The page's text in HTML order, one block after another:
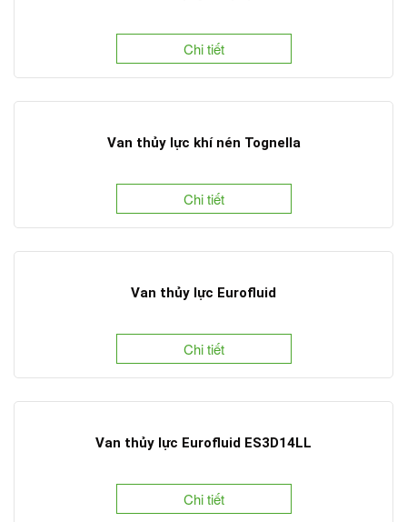
Chi tiết
Van thủy lực khí nén Tognella
Chi tiết
Van thủy lực Eurofluid
Chi tiết
Van thủy lực Eurofluid ES3D14LL
Chi tiết